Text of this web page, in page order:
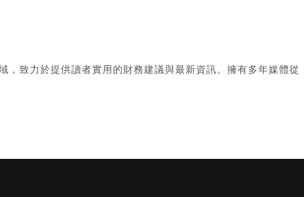
，致力於提供讀者實用的財務建議與最新資訊。擁有多年媒體從